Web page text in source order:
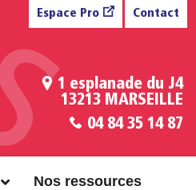
Espace Pro Contact
1 esplanade du J4
13213 MARSEILLE
04 84 35 14 87
Nos ressources